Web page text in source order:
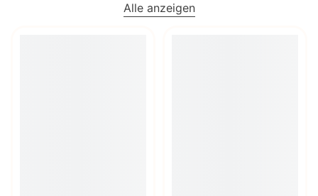
Alle anzeigen